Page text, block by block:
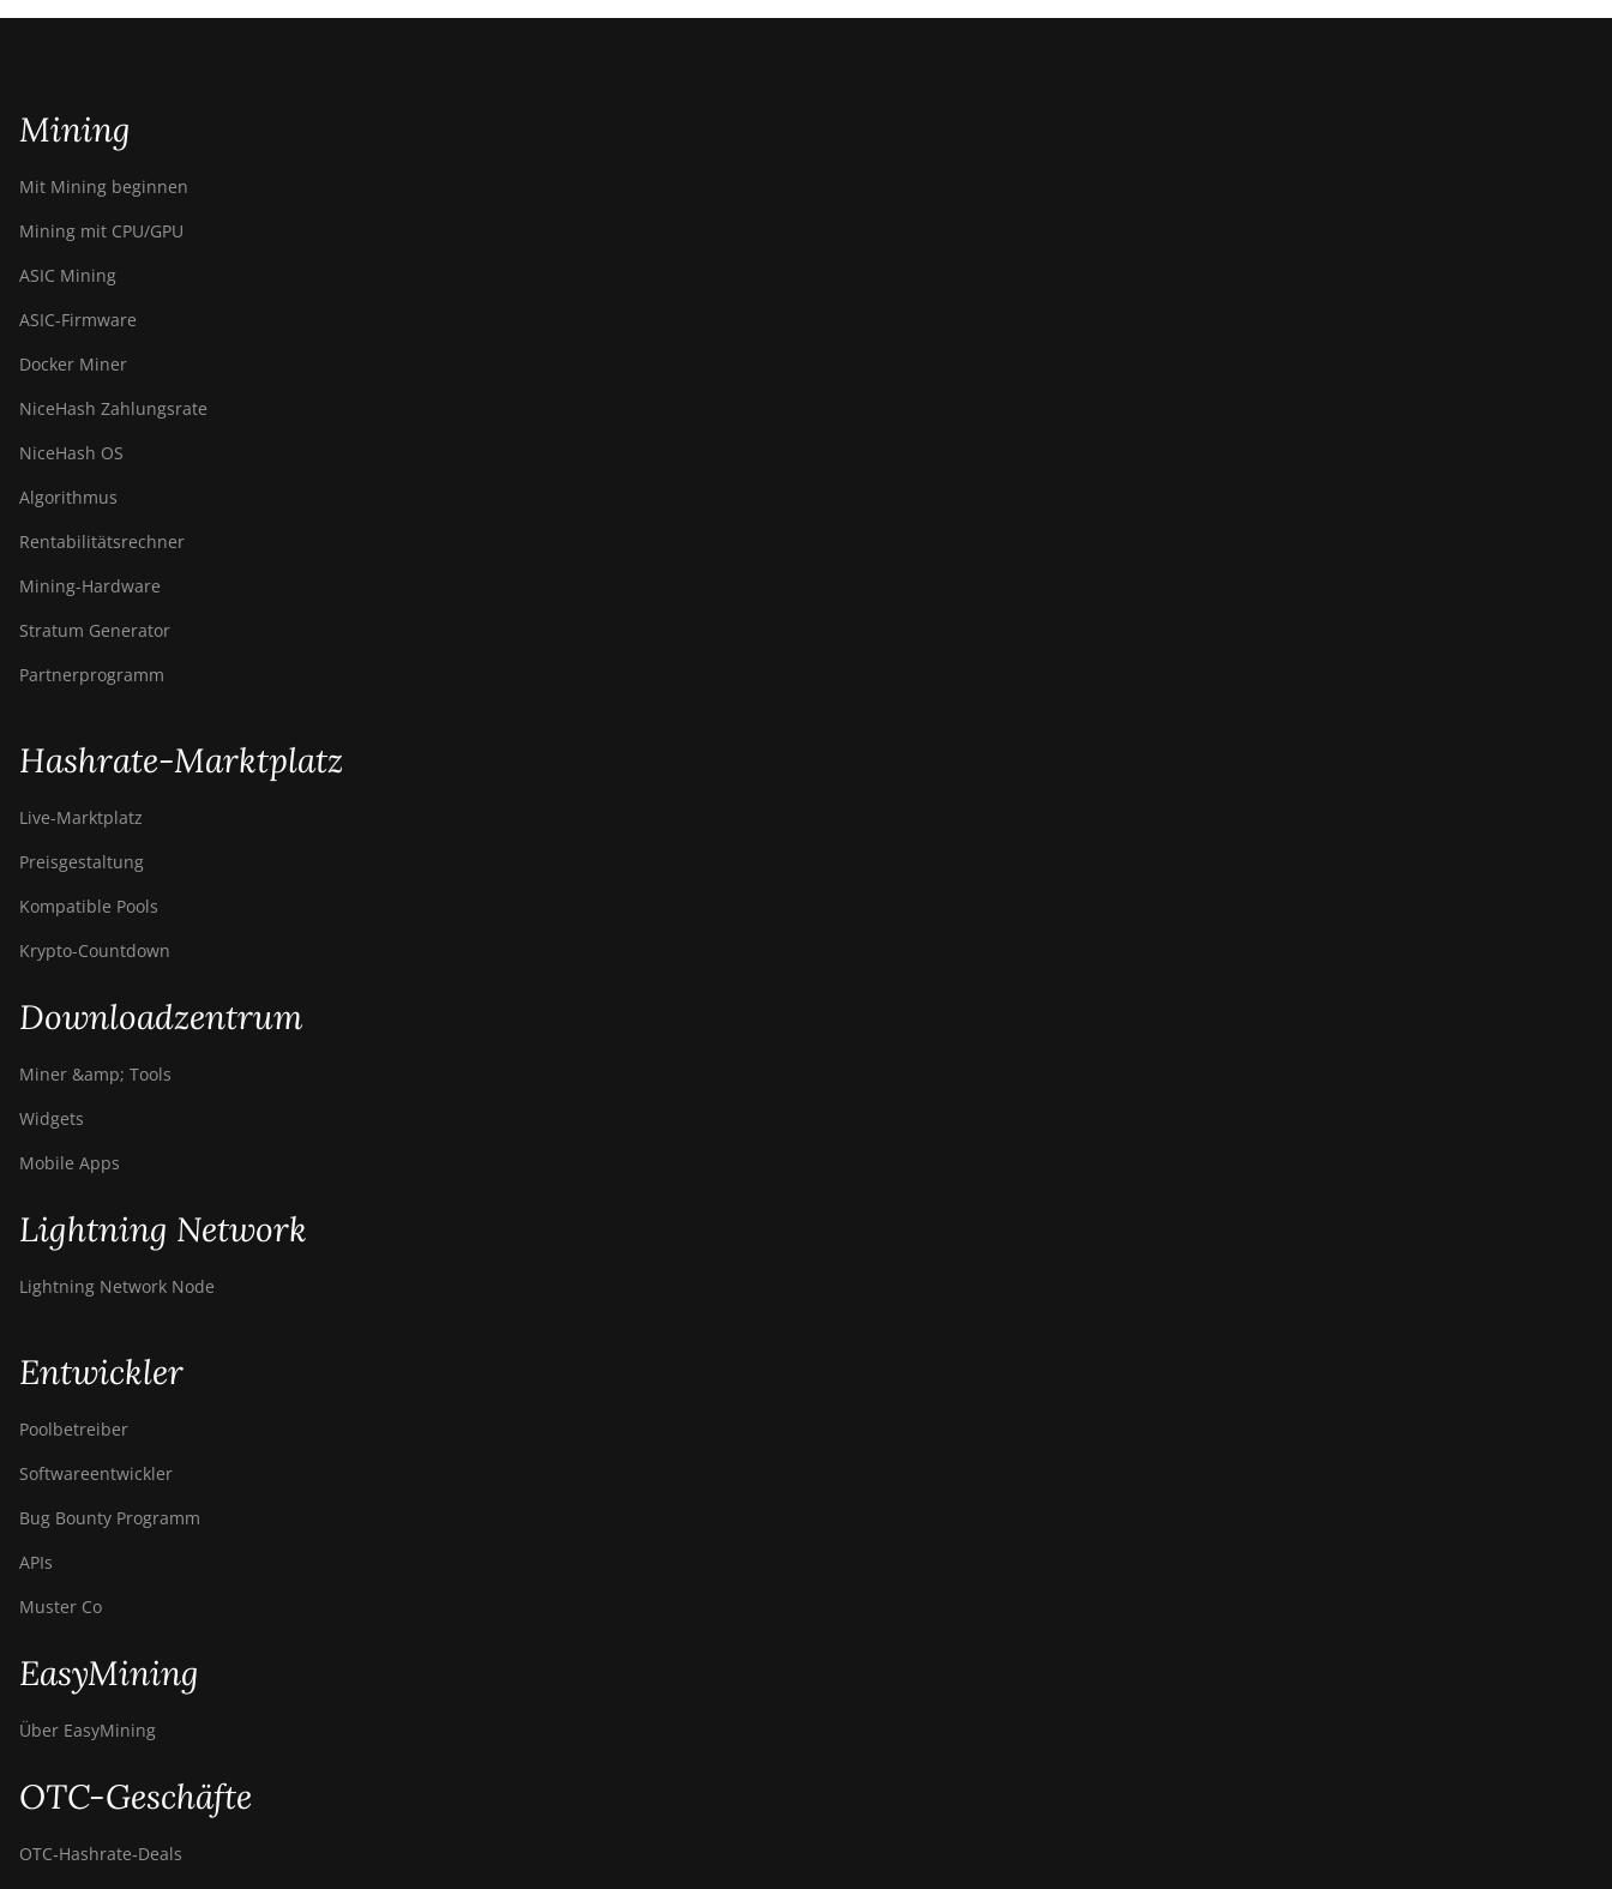
Mining
Mit Mining beginnen
Mining mit CPU/GPU
ASIC Mining
ASIC-Firmware
Docker Miner
NiceHash Zahlungsrate
NiceHash OS
Algorithmus
Rentabilitätsrechner
Mining-Hardware
Stratum Generator
Partnerprogramm
Hashrate-Marktplatz
Live-Marktplatz
Preisgestaltung
Kompatible Pools
Krypto-Countdown
Downloadzentrum
Miner &amp; Tools
Widgets
Mobile Apps
Lightning Network
Lightning Network Node
Entwickler
Poolbetreiber
Softwareentwickler
Bug Bounty Programm
APIs
Muster Co
EasyMining
Über EasyMining
OTC-Geschäfte
OTC‑Hashrate‑Deals